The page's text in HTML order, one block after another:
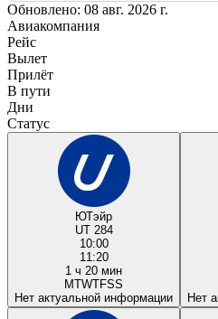
Обновлено: 08 авг. 2026 г.
Авиакомпания
Рейс
Вылет
Прилёт
В пути
Дни
Статус
ЮТэйр
UT 284
10:00
11:20
1 ч 20 мин
MTWTFSS
Нет актуальной информации
Нет